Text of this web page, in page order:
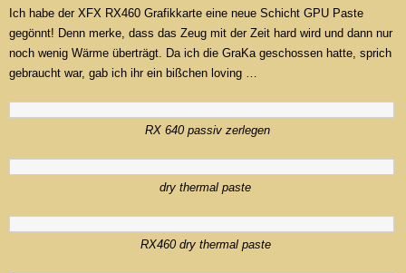
Ich habe der XFX RX460 Grafikkarte eine neue Schicht GPU Paste
gegönnt! Denn merke, dass das Zeug mit der Zeit hard wird und dann nur
noch wenig Wärme überträgt. Da ich die GraKa geschossen hatte, sprich
gebraucht war, gab ich ihr ein bißchen loving …
RX 640 passiv zerlegen
dry thermal paste
RX460 dry thermal paste